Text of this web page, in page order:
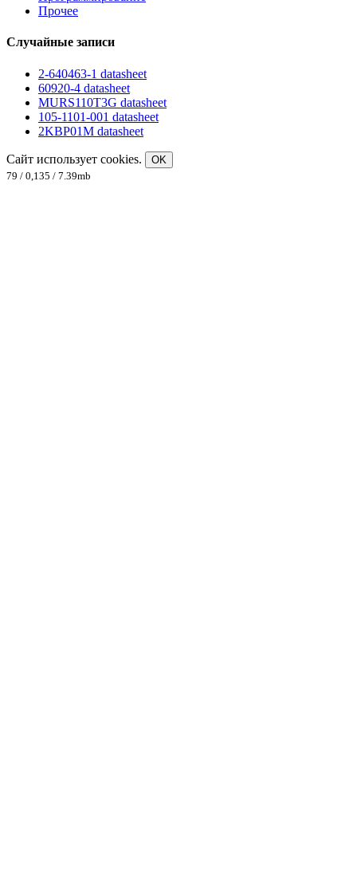
Прочее
Случайные записи
2-640463-1 datasheet
60920-4 datasheet
MURS110T3G datasheet
105-1101-001 datasheet
2KBP01M datasheet
Сайт использует cookies.
OK
79 / 0,135 / 7.39mb